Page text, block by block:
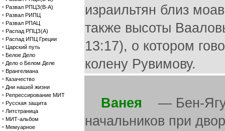
· Развал РПЦЗ(В-А)
· Развал РИПЦ
· Развал РПАЦ
· Распад РПЦЗ(А)
· Распад ИПЦ Греции
· Царский путь
· Белое Дело
· Дело о Белом Деле
· Врангелиана
· Казачество
· Дни нашей жизни
· Репрессирование МИТ
· Русская защита
· Литстраница
· МИТ-альбом
· Мемуарное
израильтян близ
также высоты
13:17), о котором
колену Рувимову.
Ванея — Бен-Ягу.
начальников при